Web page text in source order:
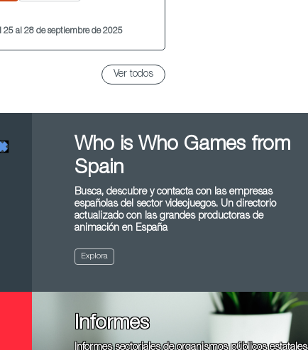
25 al 28 de septiembre de 2025
Ver todos
Who is Who Games from
Spain
Busca, descubre y contacta con las empresas
españolas del sector videojuegos. Un directorio
actualizado con las grandes productoras de
animación en España
Explora
Informes